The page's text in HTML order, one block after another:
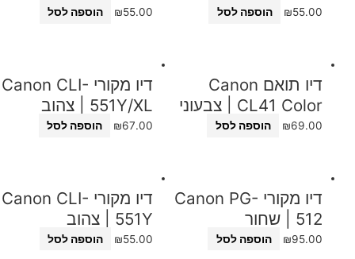
₪55.00 הוספה לסל ₪55.00 הוספה לסל
דיו תואם Canon
CL41 Color | צבעוני
₪69.00 הוספה לסל
דיו מקורי Canon CLI-
551Y/XL | צהוב
₪67.00 הוספה לסל
דיו מקורי Canon PG-
512 | שחור
₪95.00 הוספה לסל
דיו מקורי Canon CLI-
551Y | צהוב
₪55.00 הוספה לסל